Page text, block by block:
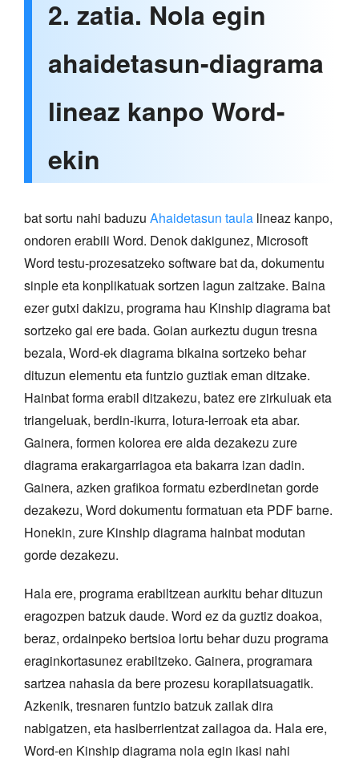
2. zatia. Nola egin
ahaidetasun-diagrama
lineaz kanpo Word-
ekin
bat sortu nahi baduzu Ahaidetasun taula lineaz kanpo,
ondoren erabili Word. Denok dakigunez, Microsoft
Word testu-prozesatzeko software bat da, dokumentu
sinple eta konplikatuak sortzen lagun zaitzake. Baina
ezer gutxi dakizu, programa hau Kinship diagrama bat
sortzeko gai ere bada. Goian aurkeztu dugun tresna
bezala, Word-ek diagrama bikaina sortzeko behar
dituzun elementu eta funtzio guztiak eman ditzake.
Hainbat forma erabil ditzakezu, batez ere zirkuluak eta
triangeluak, berdin-ikurra, lotura-lerroak eta abar.
Gainera, formen kolorea ere alda dezakezu zure
diagrama erakargarriagoa eta bakarra izan dadin.
Gainera, azken grafikoa formatu ezberdinetan gorde
dezakezu, Word dokumentu formatuan eta PDF barne.
Honekin, zure Kinship diagrama hainbat modutan
gorde dezakezu.
Hala ere, programa erabiltzean aurkitu behar dituzun
eragozpen batzuk daude. Word ez da guztiz doakoa,
beraz, ordainpeko bertsioa lortu behar duzu programa
eraginkortasunez erabiltzeko. Gainera, programara
sartzea nahasia da bere prozesu korapilatsuagatik.
Azkenik, tresnaren funtzio batzuk zailak dira
nabigatzen, eta hasiberrientzat zailagoa da. Hala ere,
Word-en Kinship diagrama nola egin ikasi nahi